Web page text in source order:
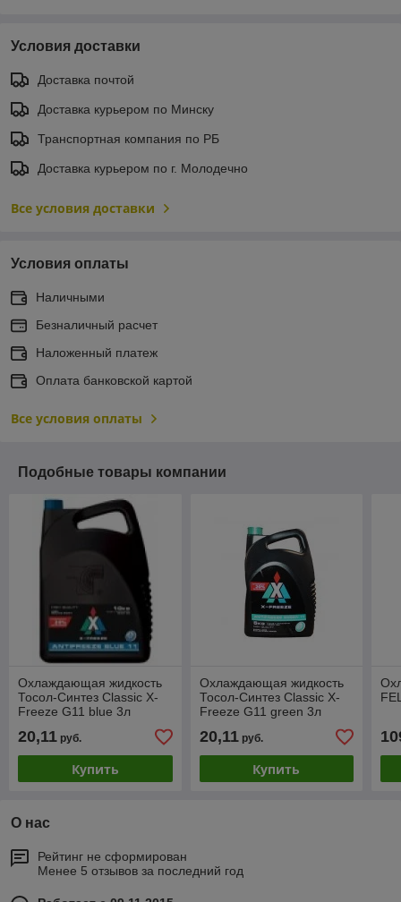
Условия доставки
Доставка почтой
Доставка курьером по Минску
Транспортная компания по РБ
Доставка курьером по г. Молодечно
Все условия доставки
Условия оплаты
Наличными
Безналичный расчет
Наложенный платеж
Оплата банковской картой
Все условия оплаты
Подобные товары компании
Охлаждающая жидкость
Тосол-Синтез Classic X-
Freeze G11 blue 3л
20,11 руб.
Купить
Охлаждающая жидкость
Тосол-Синтез Classic X-
Freeze G11 green 3л
20,11руб.
Купить
О нас
Рейтинг не сформирован
Менее 5 отзывов за последний год